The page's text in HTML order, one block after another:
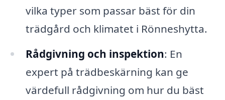
vilka typer som passar bäst för din
trädgård och klimatet i Rönneshytta.
Rådgivning och inspektion: En
expert på trädbeskärning kan ge
värdefull rådgivning om hur du bäst